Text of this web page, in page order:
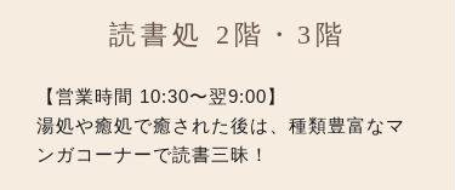
読書処 2階・3階
【営業時間 10:30〜翌9:00】
湯処や癒処で癒された後は、種類豊富なマ
ンガコーナーで読書三昧！